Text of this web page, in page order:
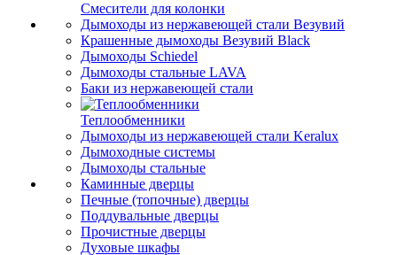
Смесители для колонки
Дымоходы из нержавеющей стали Везувий
Крашенные дымоходы Везувий Black
Дымоходы Schiedel
Дымоходы стальные LAVA
Баки из нержавеющей стали
Теплообменники
Дымоходы из нержавеющей стали Keralux
Дымоходные системы
Дымоходы стальные
Каминные дверцы
Печные (топочные) дверцы
Поддувальные дверцы
Прочистные дверцы
Духовые шкафы